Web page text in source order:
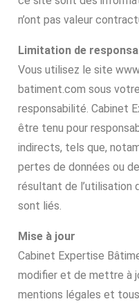
n’ont pas valeur
Limitation de
Vous utilisez le site
batiment.com sous
responsabilité. Cabinet
être tenu pour
indirects, tels que,
pertes de données ou
résultant de l’utilisation
sont liés.
Mise à jour
Cabinet Expertise
modifier et de mettre à
mentions légales et